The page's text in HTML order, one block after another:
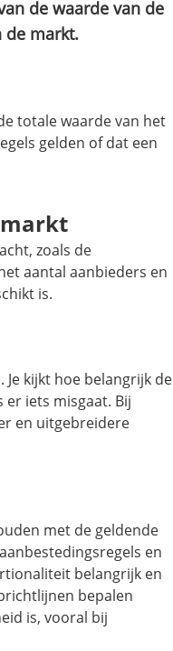
de waarde van de
de markt.
totale waarde van het
gelden of dat een
zoals de
aantal aanbieders en
is.
kijkt hoe belangrijk de
er iets misgaat. Bij
en uitgebreidere
met de geldende
en
belangrijk en
bepalen
is, vooral bij